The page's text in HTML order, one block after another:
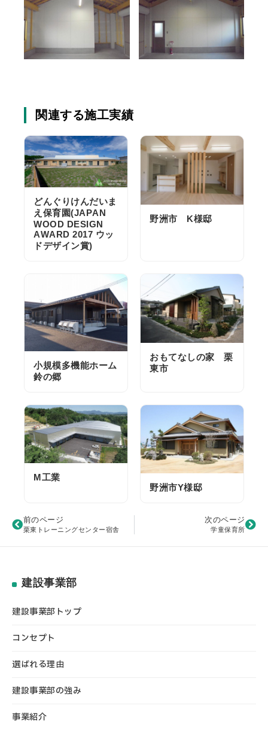
関連する施工実績
どんぐりけんだいま
え保育園(JAPAN
WOOD DESIGN
AWARD 2017 ウッ
ドデザイン賞)
野洲市 K様邸
小規模多機能ホーム
鈴の郷
おもてなしの家 栗
東市
M工業
野洲市Y様邸
前のページ
栗東トレーニングセンター宿舎
次のページ
学童保育所
建設事業部
建設事業部トップ
コンセプト
選ばれる理由
建設事業部の強み
事業紹介